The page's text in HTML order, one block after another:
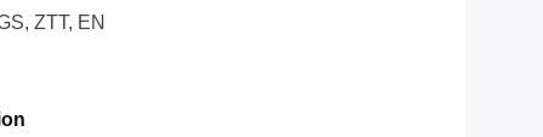
ZTT, EN